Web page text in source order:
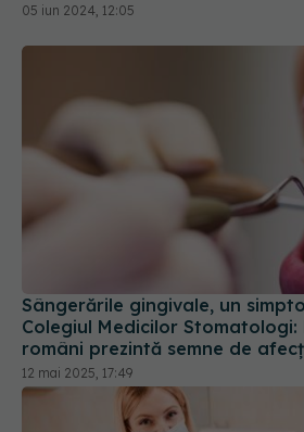
Sângerările gingivale, un
Colegiul Medicilor Stomatologi:
români prezintă semne de
12 mai 2025, 17:49